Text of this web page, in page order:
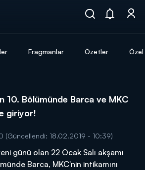
Fragmanlar Özetler
10. Bölümünde Barca ve MKC
giriyor!
(Güncellendi: 18.02.2019 - 10:39)
günü olan 22 Ocak Salı akşamı
Barca, MKC'nin intikamını